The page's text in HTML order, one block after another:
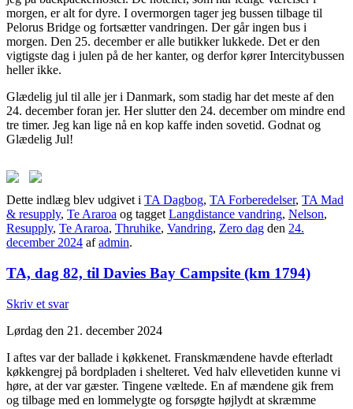
morgen, er alt for dyre. I overmorgen tager jeg bussen tilbage til
Pelorus Bridge og fortsætter vandringen. Der går ingen bus i
morgen. Den 25. december er alle butikker lukkede. Det er den
vigtigste dag i julen på de her kanter, og derfor kører Intercitybussen
heller ikke.
Glædelig jul til alle jer i Danmark, som stadig har det meste af den
24. december foran jer. Her slutter den 24. december om mindre end
tre timer. Jeg kan lige nå en kop kaffe inden sovetid. Godnat og
Glædelig Jul!
Dette indlæg blev udgivet i TA Dagbog, TA Forberedelser, TA Mad
& resupply, Te Araroa og tagget Langdistance vandring, Nelson,
Resupply, Te Araroa, Thruhike, Vandring, Zero dag den 24.
december 2024 afadmin.
TA, dag 82, til Davies Bay Campsite (km 1794)
Skriv et svar
Lørdag den 21. december 2024
I aftes var der ballade i køkkenet. Franskmændene havde efterladt
køkkengrej på bordpladen i shelteret. Ved halv ellevetiden kunne vi
høre, at der var gæster. Tingene væltede. En af mændene gik frem
og tilbage med en lommelygte og forsøgte højlydt at skræmme